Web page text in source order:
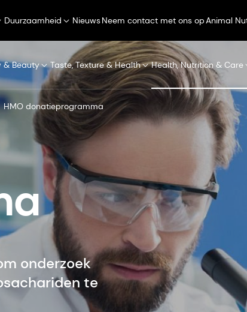
Duurzaamheid NieuwsNeem contact met ons opAnimal
& Beauty Taste, Texture & Health Health, Nutrition & Care
HMO donatieprogramma
onderzoek
te